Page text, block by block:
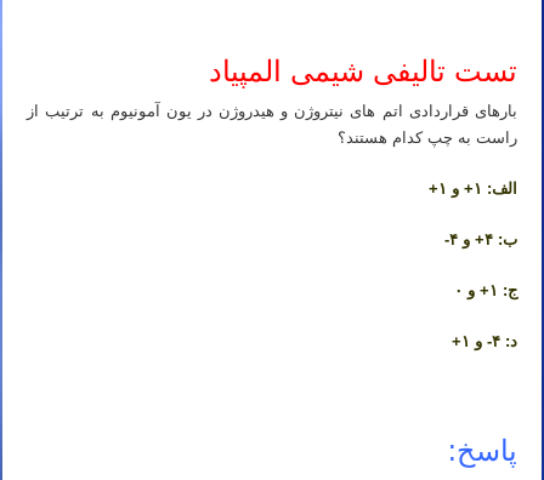
تست تالیفی شیمی المپیاد
بارهای قراردادی اتم های نیتروژن و هیدروژن در یون آمونیوم به ترتیب از
راست به چپ کدام هستند؟
الف: ۱+ و ۱+
ب: ۴+ و ۴-
ج: ۱+ و ۰
د: ۴- و ۱+
پاسخ: